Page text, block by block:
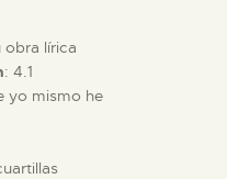
obra lírica
: 4.1
yo mismo he